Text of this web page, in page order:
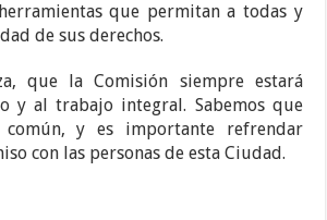
que permitan a todas y
de sus derechos.
que la Comisión siempre estará
y al trabajo integral. Sabemos que
y es importante refrendar
con las personas de esta Ciudad.